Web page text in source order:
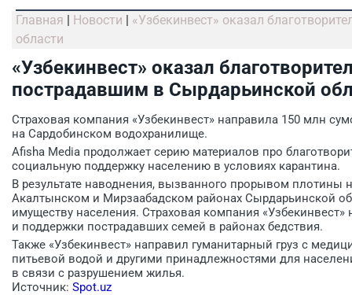
Главная | Новости | «Узбекинвест» оказал
области
«Узбекинвест» оказал
пострадавшим в Сырдарьинской
Страховая компания «Узбекинвест» направила 150 млн
на Сардобинском водохранилище.
Afisha Media продолжает серию материалов про
социальную поддержку населению в условиях карантина.
В результате наводнения, вызванного прорывом
Акалтынском и Мирзаабадском районах Сырдарьинской
имуществу населения. Страховая компания
и поддержки пострадавших семей в районах бедствия.
Также «Узбекинвест» направил гуманитарный груз с
питьевой водой и другими принадлежностями для
в связи с разрушением жилья.
Источник: Spot.uz